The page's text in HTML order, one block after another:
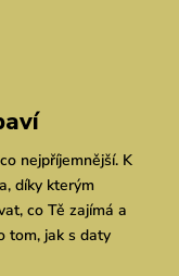
nejpříjemnější. K
díky kterým
co Tě zajímá a
tom, jak s daty